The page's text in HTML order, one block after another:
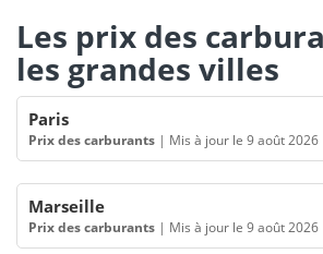
Les prix des
les grandes villes
Paris
Prix des carburants | Mis à jour le 9 août 2026
Marseille
Prix des carburants | Mis à jour le 9 août 2026